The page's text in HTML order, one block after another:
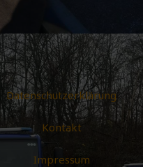
Datenschutzerklärung
Kontakt
Impressum